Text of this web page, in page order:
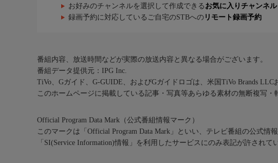
お好みのチャンネルを選択して作成できる お気に入りチャンネル
録画予約に対応しているご自宅のSTBへの リモート録画予約
番組内容、放送時間などが実際の放送内容と異なる場合がございます。
番組データ提供元：IPG Inc.
TiVo、Gガイド、G-GUIDE、およびGガイドロゴは、米国TiVo Brands
このホームページに掲載している記事・写真等あらゆる素材の無断複写・
Official Program Data Mark（公式番組情報マーク）
このマークは「Official Program Data Mark」といい、テレビ番組の公式情
「SI(Service Information)情報」を利用したサービスにのみ表記が許されて